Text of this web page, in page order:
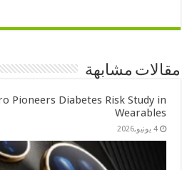
مقالات مشابهة
Pioneers Diabetes Risk Study in
Wearables
4 يونيو,2026